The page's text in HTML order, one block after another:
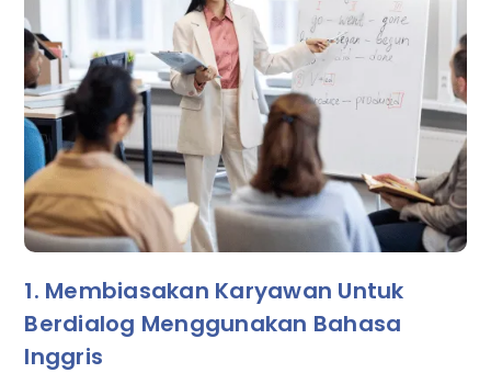
1. Membiasakan Karyawan Untuk
Berdialog Menggunakan Bahasa
Inggris